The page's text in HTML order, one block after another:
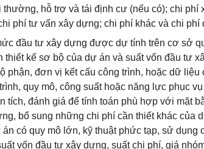
thường, hỗ trợ và tái định cư (nếu có); chi phí
phí tư vấn xây dựng; chi phí khác và chi phí
đầu tư xây dựng được dự tính trên cơ sở
thiết kế sơ bộ của dự án và suất vốn đầu tư
phận, đơn vị kết cấu công trình, hoặc dữ
quy mô, công suất hoặc năng lực phục
tích, đánh giá để tính toán phù hợp với mặt
bổ sung những chi phí cần thiết khác của
có quy mô lớn, kỹ thuật phức tạp, sử dụng
vốn đầu tư xây dựng, suất chi phí, giá